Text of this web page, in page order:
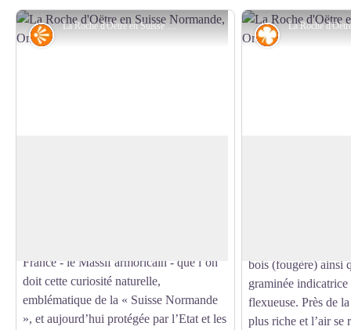
La Roche d'Oëtre en Suisse Normande, Orne - Jean-Eric Rubio
Point de vue
France - le Massif armoricain - que l’on
doit cette curiosité naturelle,
emblématique de la « Suisse Normande
», et aujourd’hui protégée par l’Etat et les
Flore
bois (fougère) ainsi
graminée
flexueuse. Près de
plus riche et l’air se